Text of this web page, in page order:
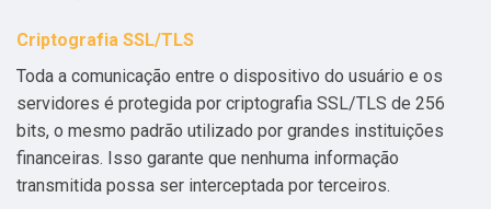
Criptografia SSL/TLS
Toda a comunicação entre o dispositivo do usuário e os
servidores é protegida por criptografia SSL/TLS de 256
bits, o mesmo padrão utilizado por grandes instituições
financeiras. Isso garante que nenhuma informação
transmitida possa ser interceptada por terceiros.